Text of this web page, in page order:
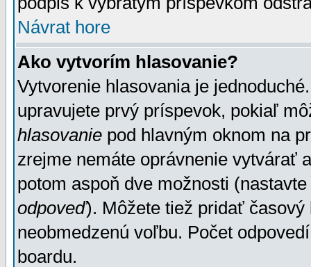
Návrat hore
Ako vytvorím hlasovanie?
Vytvorenie hlasovania je
upravujete prvý príspevok, pokiaľ
hlasovanie pod hlavným oknom na
zrejme nemáte oprávnenie vytvárať
potom aspoň dve možnosti
odpoveď). Môžete tiež pridať
neobmedzenú voľbu. Počet
boardu.